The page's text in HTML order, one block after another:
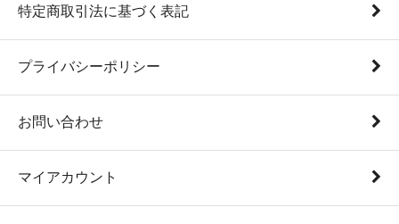
特定商取引法に基づく表記
プライバシーポリシー
お問い合わせ
マイアカウント